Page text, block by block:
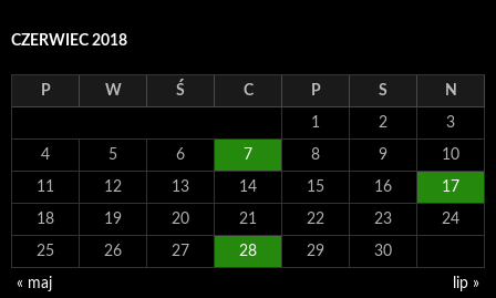
CZERWIEC 2018
P W Ś C P S N
1 2 3
4 5 6 7 8 9 10
11 12 13 14 15 16 17
18 19 20 21 22 23 24
25 26 27 28 29 30
« maj lip »